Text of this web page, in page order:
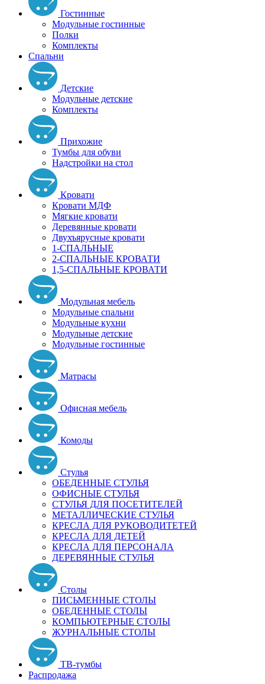
Гостинные
Модульные гостинные
Полки
Комплекты
Спальни
Детские
Модульные детские
Комплекты
Прихожие
Тумбы для обуви
Надстройки на стол
Кровати
Кровати МДФ
Мягкие кровати
Деревянные кровати
Двухъярусные кровати
1-СПАЛЬНЫЕ
2-СПАЛЬНЫЕ КРОВАТИ
1,5-СПАЛЬНЫЕ КРОВАТИ
Модульная мебель
Модульные спальни
Модульные кухни
Модульные детские
Модульные гостинные
Матрасы
Офисная мебель
Комоды
Стулья
ОБЕДЕННЫЕ СТУЛЬЯ
ОФИСНЫЕ СТУЛЬЯ
СТУЛЬЯ ДЛЯ ПОСЕТИТЕЛЕЙ
МЕТАЛЛИЧЕСКИЕ СТУЛЬЯ
КРЕСЛА ДЛЯ РУКОВОДИТЕТЕЙ
КРЕСЛА ДЛЯ ДЕТЕЙ
КРЕСЛА ДЛЯ ПЕРСОНАЛА
ДЕРЕВЯННЫЕ СТУЛЬЯ
Столы
ПИСЬМЕННЫЕ СТОЛЫ
ОБЕДЕННЫЕ СТОЛЫ
КОМПЬЮТЕРНЫЕ СТОЛЫ
ЖУРНАЛЬНЫЕ СТОЛЫ
ТВ-тумбы
Распродажа